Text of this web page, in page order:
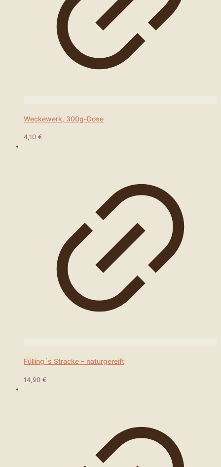
Weckewerk, 300g-Dose
4,10 €
Fülling´s Stracke – naturgereift
14,90 €